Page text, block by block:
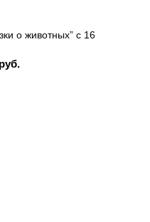
о животных” с 16
руб.